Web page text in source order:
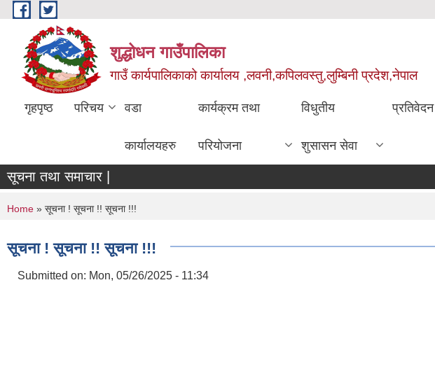
Skip to main content
शुद्धोधन गाउँपालिका
गाउँ कार्यपालिकाको कार्यालय ,लवनी,कपिलवस्तु,लुम्बिनी प्रदेश,नेपाल
गृहपृष्ठ परिचय वडा
कार्यालयहरु
कार्यक्रम तथा
परियोजना
विधुतीय
शुसासन सेवा
प्रतिवेदन
सूचना तथा समाचार |
You are here
Home » सूचना ! सूचना !! सूचना !!!
सूचना ! सूचना !! सूचना !!!
Submitted on: Mon, 05/26/2025 - 11:34